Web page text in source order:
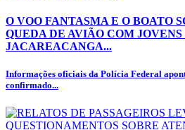
O VOO FANTASMA E O BOATO
QUEDA DE AVIÃO COM JOVENS
JACAREACANGA...
Informações oficiais da Polícia Federal
confirmado...